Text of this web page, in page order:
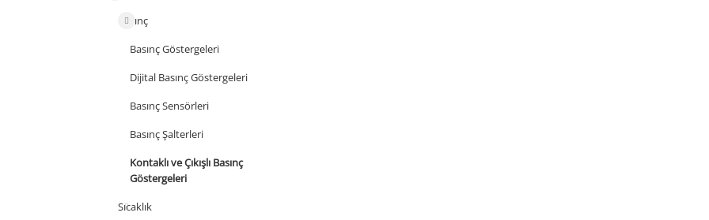
Basınç
Basınç Göstergeleri
Dijital Basınç Göstergeleri
Basınç Sensörleri
Basınç Şalterleri
Kontaklı ve Çıkışlı Basınç
Göstergeleri
Sıcaklık